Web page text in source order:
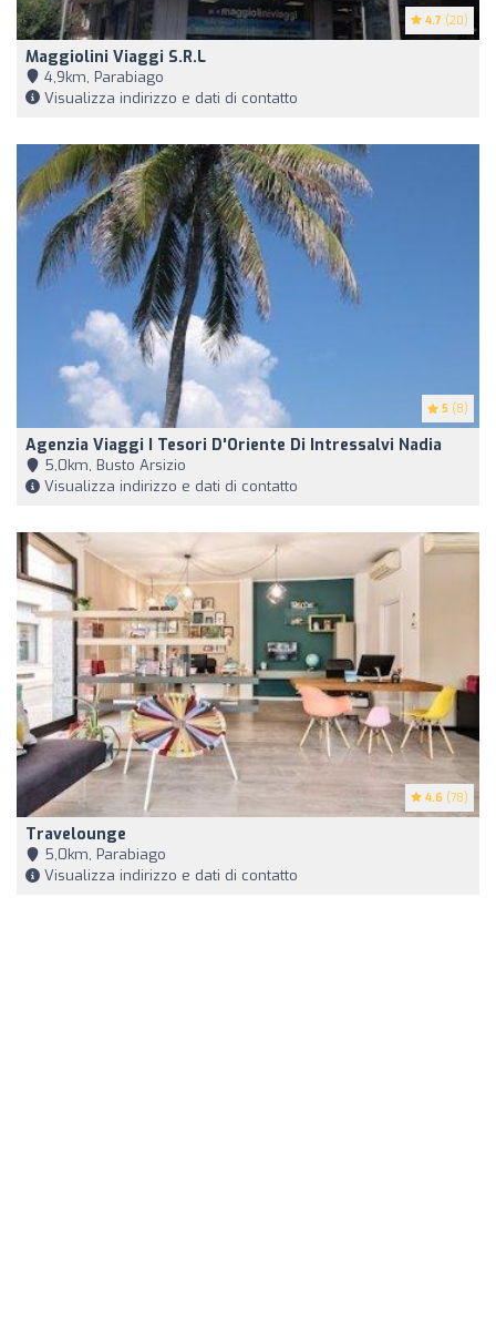
4.7 (20)
Maggiolini Viaggi S.R.L
4,9km, Parabiago
Visualizza indirizzo e dati di contatto
5 (8)
Agenzia Viaggi I Tesori D'Oriente Di Intressalvi Nadia
5,0km, Busto Arsizio
Visualizza indirizzo e dati di contatto
4.6 (78)
Travelounge ️
5,0km, Parabiago
Visualizza indirizzo e dati di contatto